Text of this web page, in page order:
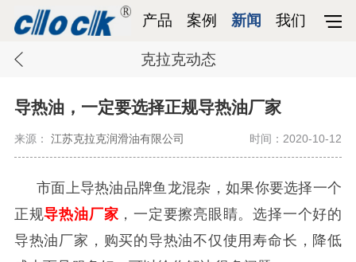
产品 案例 新闻 我们
克拉克动态
导热油，一定要选择正规导热油厂家
来源： 江苏克拉克润滑油有限公司 时间：2020-10-12
市面上导热油品牌鱼龙混杂，如果你要选择一个
正规导热油厂家 ，一定要擦亮眼睛。选择一个好的
导热油厂家，购买的导热油不仅使用寿命长，降低